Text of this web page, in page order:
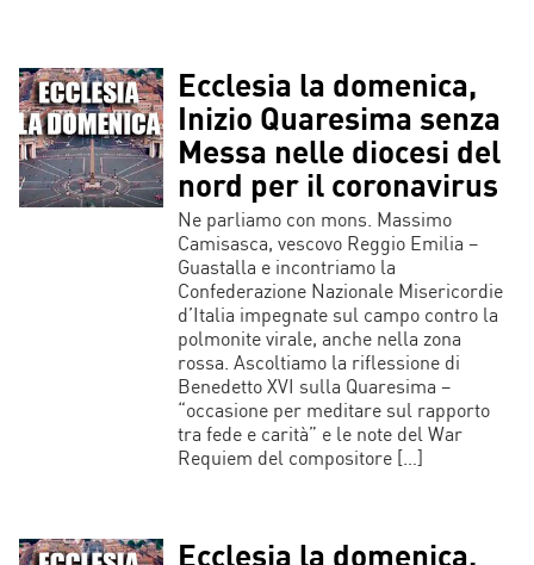
Ecclesia la domenica,
Inizio Quaresima senza
Messa nelle diocesi del
nord per il coronavirus
Ne parliamo con mons. Massimo
Camisasca, vescovo Reggio Emilia –
Guastalla e incontriamo la
Confederazione Nazionale Misericordie
d’Italia impegnate sul campo contro la
polmonite virale, anche nella zona
rossa. Ascoltiamo la riflessione di
Benedetto XVI sulla Quaresima –
“occasione per meditare sul rapporto
tra fede e carità” e le note del War
Requiem del compositore […]
Ecclesia la domenica,